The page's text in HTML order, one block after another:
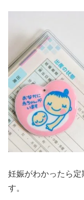
妊娠がわかったら定
す。